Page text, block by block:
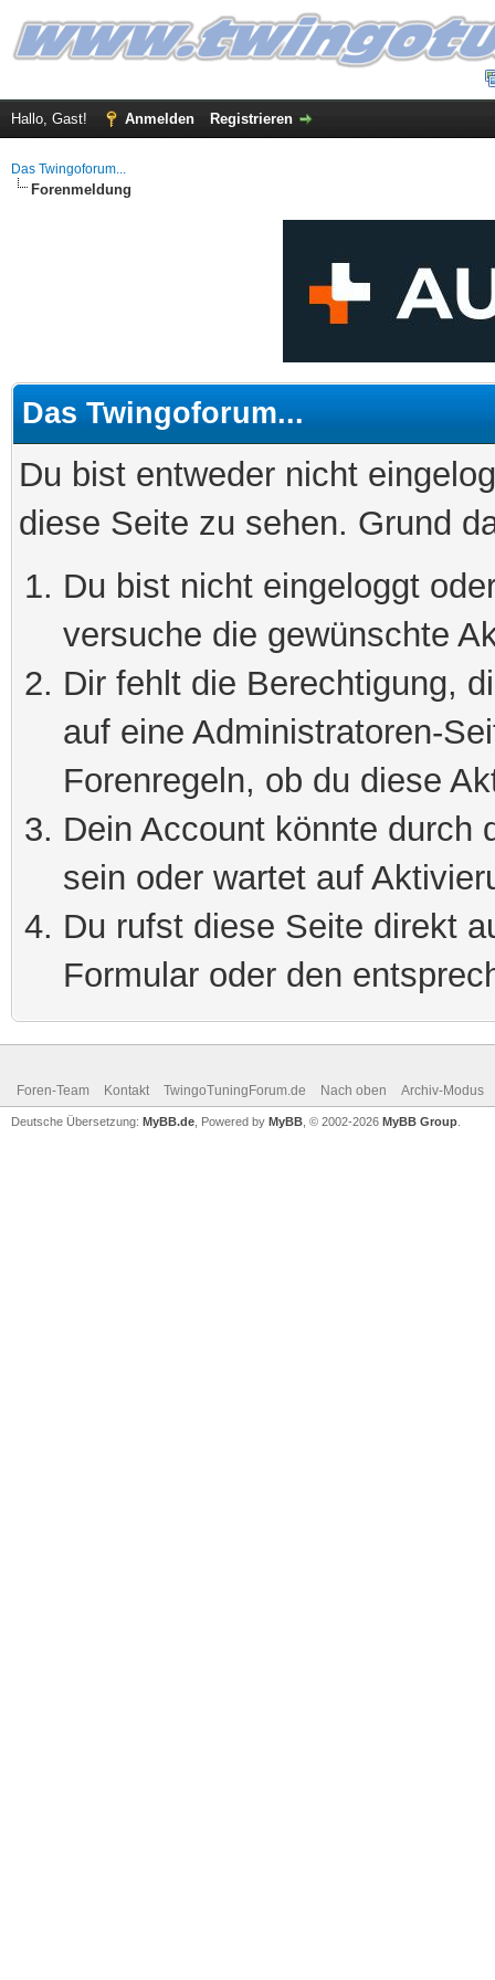
Hallo, Gast! Anmelden Registrieren
Das Twingoforum...
Forenmeldung
Das Twingoforum...
Du bist entweder nicht
diese Seite zu sehen. Grund
Du bist nicht eingeloggt
versuche die gewünschte
Dir fehlt die Berechtigung,
auf eine Administratoren-
Forenregeln, ob du diese
Dein Account könnte durch
sein oder wartet auf
Du rufst diese Seite direkt
Formular oder den
Foren-Team Kontakt TwingoTuningForum.de Nach oben Archiv-Modus
Deutsche Übersetzung: MyBB.de , Powered by MyBB , © 2002-2026 MyBB Group